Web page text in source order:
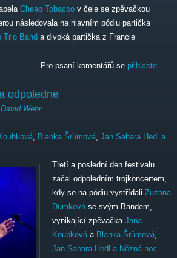
Cheap Tobacco v čele se zpěvačkou
následovala na hlavním pódiu partička
Trio Band a divoká partička z Francie
Pro psaní komentářů se přihlaste.
odpoledne
David Webr
Blanka Šrůmová Jan Sahara Hedl a
Třetí a poslední den festivalu
začal odpoledním trojkoncertem,
kdy se na pódiu vystřídali Zuzana
Dumková se svým Bandem,
vynikající zpěvačka Jana
Koubková a Blanka Šrůmová
Jan Sahara Hedl a Něžná noc